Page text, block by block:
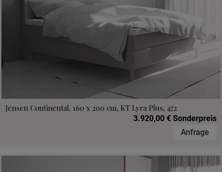
Jensen Continental, 160 x 200 cm, KT Lyra Plus, 472
3.920,00 € Sonderpreis
Anfrage